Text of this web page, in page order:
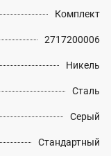
Комплект
2717200006
Никель
Сталь
Серый
Стандартный